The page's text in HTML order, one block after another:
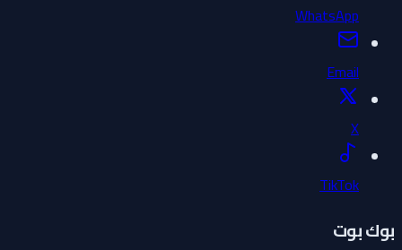
WhatsApp
Email
X
TikTok
بوك بوت